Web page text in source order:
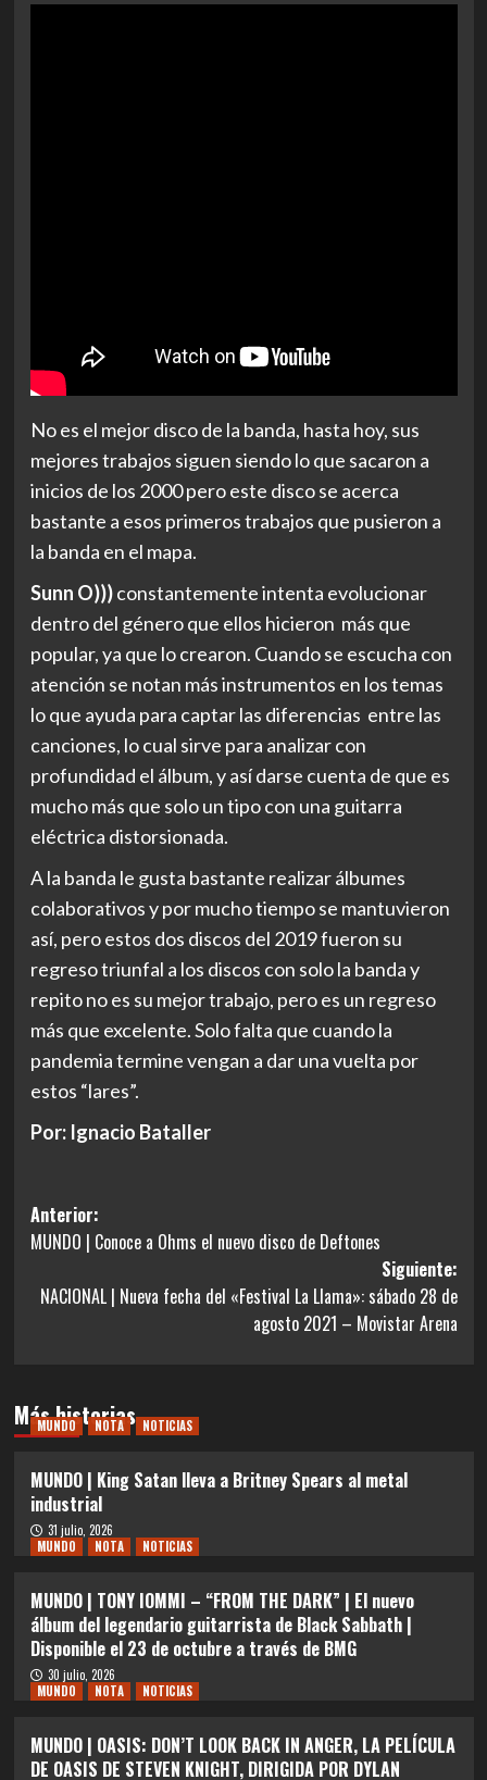
No es el mejor disco de la banda, hasta hoy, sus
mejores trabajos siguen siendo lo que sacaron a
inicios de los 2000 pero este disco se acerca
bastante a esos primeros trabajos que pusieron a
la banda en el mapa.
Sunn O)))constantemente intenta evolucionar
dentro del género que ellos hicieron más que
popular, ya que lo crearon. Cuando se escucha con
atención se notan más instrumentos en los temas
lo que ayuda para captar las diferencias entre las
canciones, lo cual sirve para analizar con
profundidad el álbum, y así darse cuenta de que es
mucho más que solo un tipo con una guitarra
eléctrica distorsionada.
A la banda le gusta bastante realizar álbumes
colaborativos y por mucho tiempo se mantuvieron
así, pero estos dos discos del 2019 fueron su
regreso triunfal a los discos con solo la banda y
repito no es su mejor trabajo, pero es un regreso
más que excelente. Solo falta que cuando la
pandemia termine vengan a dar una vuelta por
estos “lares”.
Por: Ignacio Bataller
Navegación
de
entradas
Anterior:
MUNDO | Conoce a Ohms el nuevo disco de Deftones
Siguiente:
NACIONAL | Nueva fecha del «Festival La Llama»: sábado 28 de
agosto 2021 – Movistar Arena
Más historias
MUNDO NOTA NOTICIAS
MUNDO | King Satan lleva a Britney Spears al metal
industrial
31 julio, 2026
MUNDO
NOTA NOTICIAS
MUNDO | TONY IOMMI – “FROM THE DARK” | El nuevo
álbum del legendario guitarrista de Black Sabbath |
Disponible el 23 de octubre a través de BMG
30 julio, 2026
MUNDO
NOTA NOTICIAS
MUNDO | OASIS: DON’T LOOK BACK IN ANGER, LA PELÍCULA
DE OASIS DE STEVEN KNIGHT, DIRIGIDA POR DYLAN